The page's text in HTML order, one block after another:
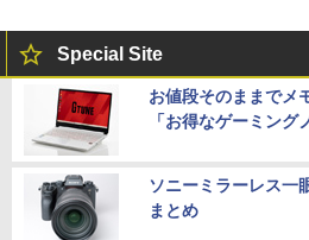
Special Site
お値段そのままでメ
「お得なゲーミング
ソニーミラーレス一
まとめ